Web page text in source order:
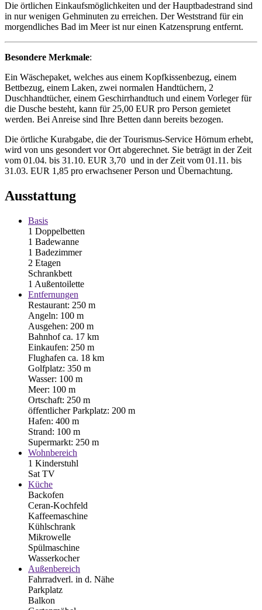
Die örtlichen Einkaufsmöglichkeiten und der Hauptbadestrand sind
in nur wenigen Gehminuten zu erreichen. Der Weststrand für ein
morgendliches Bad im Meer ist nur einen Katzensprung entfernt.
Besondere Merkmale:
Ein Wäschepaket, welches aus einem Kopfkissenbezug, einem
Bettbezug, einem Laken, zwei normalen Handtüchern, 2
Duschhandtücher, einem Geschirrhandtuch und einem Vorleger für
die Dusche besteht, kann für 25,00 EUR pro Person gemietet
werden. Bei Anreise sind Ihre Betten dann bereits bezogen.
Die örtliche Kurabgabe, die der Tourismus-Service Hörnum erhebt,
wird von uns gesondert vor Ort abgerechnet. Sie beträgt in der Zeit
vom 01.04. bis 31.10. EUR 3,70 und in der Zeit vom 01.11. bis
31.03. EUR 1,85 pro erwachsener Person und Übernachtung.
Ausstattung
Basis
1 Doppelbetten
1 Badewanne
1 Badezimmer
2 Etagen
Schrankbett
1 Außentoilette
Entfernungen
Restaurant: 250 m
Angeln: 100 m
Ausgehen: 200 m
Bahnhof ca. 17 km
Einkaufen: 250 m
Flughafen ca. 18 km
Golfplatz: 350 m
Wasser: 100 m
Meer: 100 m
Ortschaft: 250 m
öffentlicher Parkplatz: 200 m
Hafen: 400 m
Strand: 100 m
Supermarkt: 250 m
Wohnbereich
1 Kinderstuhl
Sat TV
Küche
Backofen
Ceran-Kochfeld
Kaffeemaschine
Kühlschrank
Mikrowelle
Spülmaschine
Wasserkocher
Außenbereich
Fahrradverl. in d. Nähe
Parkplatz
Balkon